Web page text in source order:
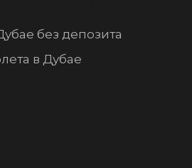
без депозита
в Дубае